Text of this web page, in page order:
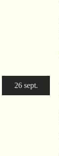
26 sept.